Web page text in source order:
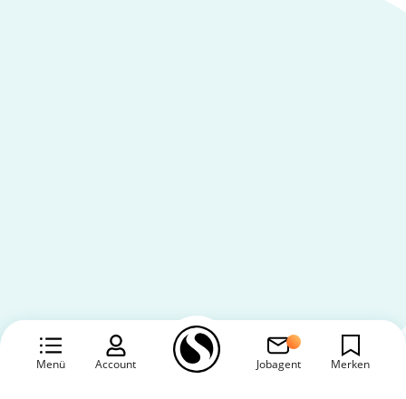
Menü Account Jobagent Merken